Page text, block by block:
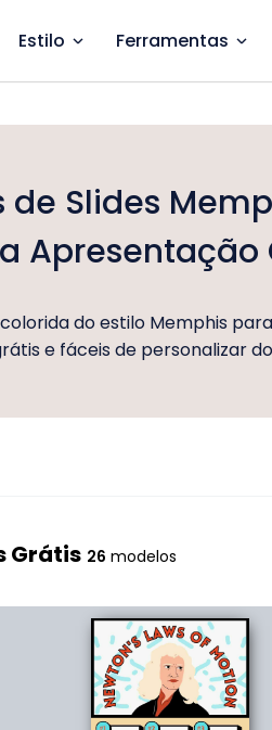
Estilo Ferramentas
Slides
Apresentação
do estilo Memphis
e fáceis de personalizar
Grátis 26 modelos